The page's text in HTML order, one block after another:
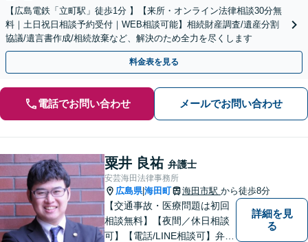
【広島電鉄「立町駅」徒歩1分 】【来所・オンライン法律相談30分無
料｜土日祝日相談予約受付｜WEB相談可能】相続財産調査/遺産分割
協議/遺言書作成/相続放棄など、解決のため全力を尽くします
料金表を見る
電話でお問い合わせ メールでお問い合わせ
粟井 良祐 弁護士
安芸海田法律事務所
広島県|海田町 海田市駅 から徒歩8分
【交通事故・医療問題は初回
相談無料】【夜間／休日相談
可】【電話/LINE相談可】弁護
詳細を見
る